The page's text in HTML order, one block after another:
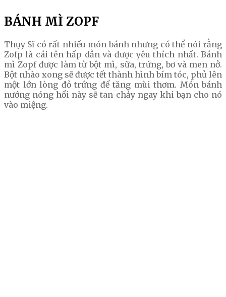
BÁNH MÌ ZOPF
Thụy Sĩ có rất nhiều món bánh nhưng có thể nói rằng
Zofp là cái tên hấp dẫn và được yêu thích nhất. Bánh
mì Zopf được làm từ bột mì, sữa, trứng, bơ và men nở.
Bột nhào xong sẽ được tết thành hình bím tóc, phủ lên
một lớn lòng đỏ trứng để tăng mùi thơm. Món bánh
nướng nóng hổi này sẽ tan chảy ngay khi bạn cho nó
vào miệng.